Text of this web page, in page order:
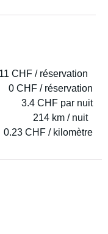
CHF / réservation
0 CHF / réservation
3.4 CHF par nuit
214 km / nuit
0.23 CHF / kilomètre